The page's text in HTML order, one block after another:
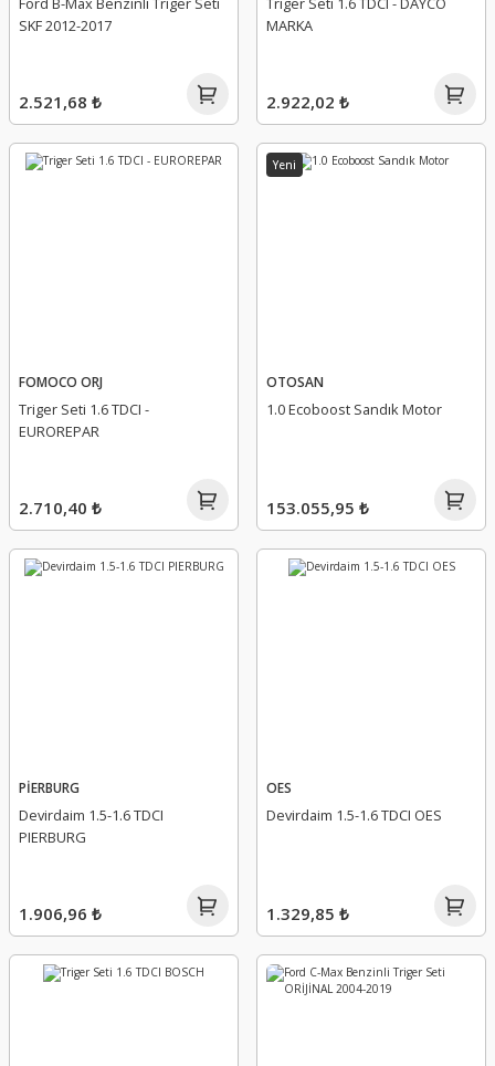
SKF 2012-2017
2.521,68 ₺
MARKA
2.922,02 ₺
FOMOCO ORJ
Triger Seti 1.6 TDCI -
EUROREPAR
2.710,40 ₺
Yeni
OTOSAN
1.0 Ecoboost Sandık Motor
153.055,95 ₺
PİERBURG
Devirdaim 1.5-1.6 TDCI
PIERBURG
1.906,96 ₺
OES
Devirdaim 1.5-1.6 TDCI OES
1.329,85 ₺